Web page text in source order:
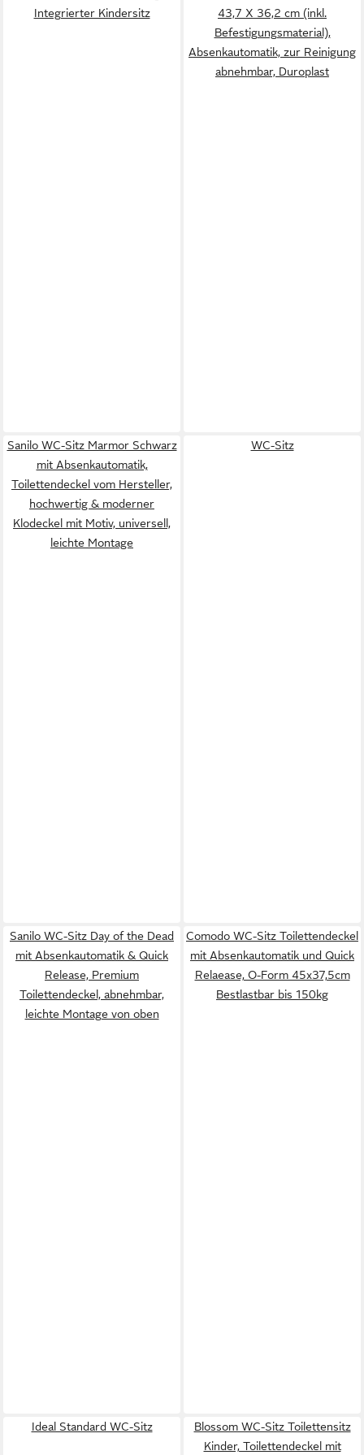
Integrierter Kindersitz
43,7 X 36,2 cm (inkl.
Befestigungsmaterial),
Absenkautomatik, zur Reinigung
abnehmbar, Duroplast
Sanilo WC-Sitz Marmor Schwarz
mit Absenkautomatik,
Toilettendeckel vom Hersteller,
hochwertig & moderner
Klodeckel mit Motiv, universell,
leichte Montage
WC-Sitz
Sanilo WC-Sitz Day of the Dead
mit Absenkautomatik & Quick
Release, Premium
Toilettendeckel, abnehmbar,
leichte Montage von oben
Comodo WC-Sitz Toilettendeckel
mit Absenkautomatik und Quick
Relaease, O-Form 45x37,5cm
Bestlastbar bis 150kg
Ideal Standard WC-Sitz
Blossom WC-Sitz Toilettensitz
Kinder, Toilettendeckel mit